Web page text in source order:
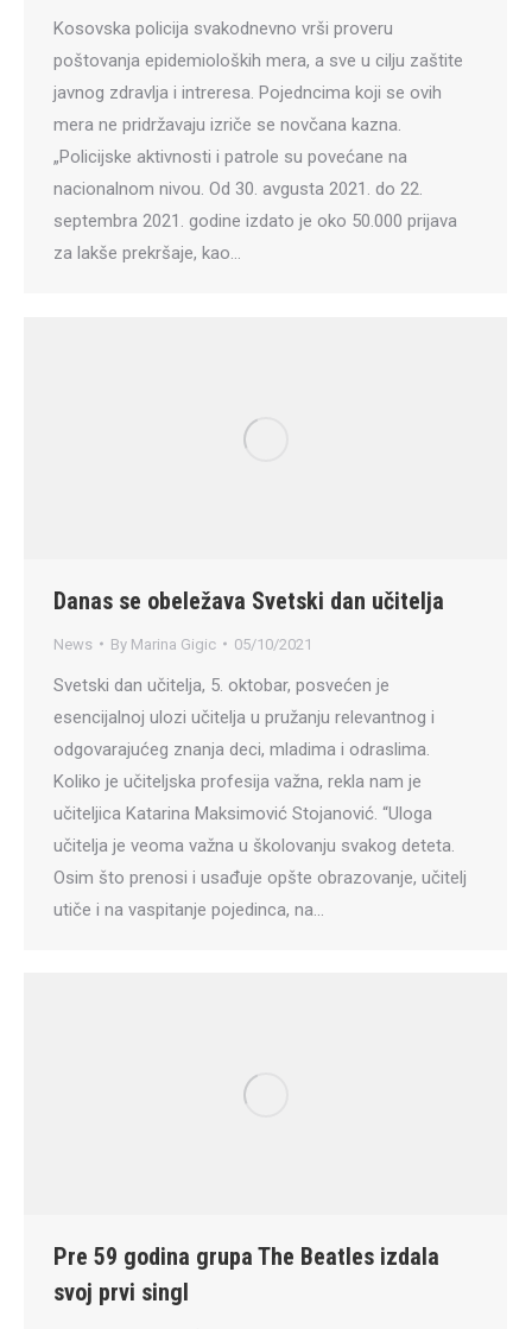
Kosovska policija svakodnevno vrši proveru
poštovanja epidemioloških mera, a sve u cilju zaštite
javnog zdravlja i intreresa. Pojedncima koji se ovih
mera ne pridržavaju izriče se novčana kazna.
„Policijske aktivnosti i patrole su povećane na
nacionalnom nivou. Od 30. avgusta 2021. do 22.
septembra 2021. godine izdato je oko 50.000 prijava
za lakše prekršaje, kao…
Danas se obeležava Svetski dan učitelja
News By Marina Gigic 05/10/2021
Svetski dan učitelja, 5. oktobar, posvećen je
esencijalnoj ulozi učitelja u pružanju relevantnog i
odgovarajućeg znanja deci, mladima i odraslima.
Koliko je učiteljska profesija važna, rekla nam je
učiteljica Katarina Maksimović Stojanović. “Uloga
učitelja je veoma važna u školovanju svakog deteta.
Osim što prenosi i usađuje opšte obrazovanje, učitelj
utiče i na vaspitanje pojedinca, na…
Pre 59 godina grupa The Beatles izdala
svoj prvi singl